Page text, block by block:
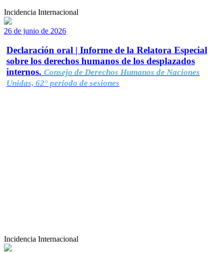
Incidencia Internacional
26 de junio de 2026
Declaración oral | Informe de la Relatora Especial
sobre los derechos humanos de los desplazados
internos. Consejo de Derechos Humanos de Naciones
Unidas, 62° período de sesiones
Incidencia Internacional